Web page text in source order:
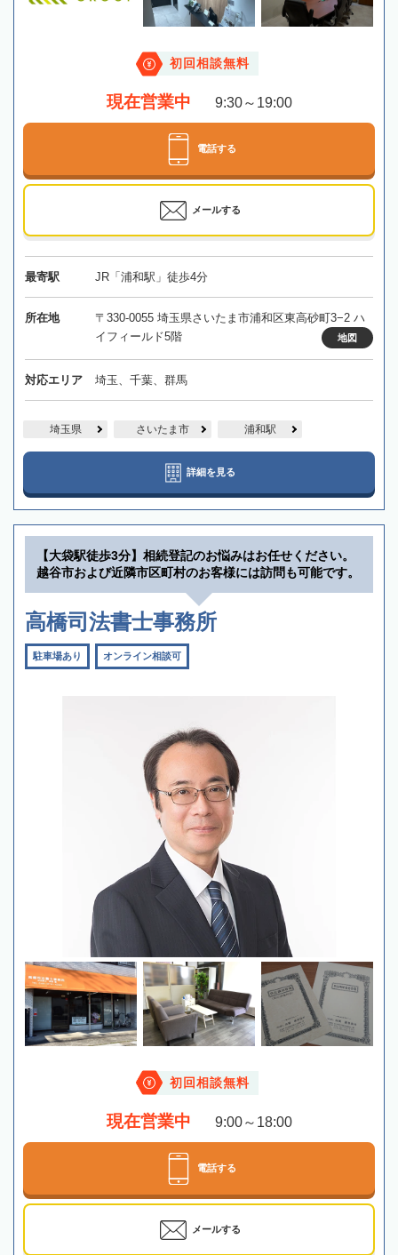
初回相談無料
現在営業中 9:30～19:00
電話する
メールする
最寄駅 JR「浦和駅」徒歩4分
所在地
〒330-0055 埼玉県さいたま市浦和区東高砂町3−2 ハ
イフィールド5階
地図
対応エリア 埼玉、千葉、群馬
埼玉県 さいたま市 浦和駅
詳細を見る
【大袋駅徒歩3分】相続登記のお悩みはお任せください。
越谷市および近隣市区町村のお客様には訪問も可能です。
高橋司法書士事務所
駐車場あり オンライン相談可
初回相談無料
現在営業中 9:00～18:00
電話する
メールする